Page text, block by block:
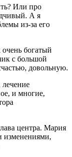
Или про
А я
из-за его
богатый
с большой
довольную.
и многие,
центра. Мария
изменениями,